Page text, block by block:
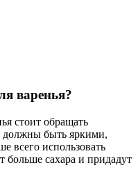
варенья?
стоит обращать
должны быть яркими,
всего использовать
больше сахара и придадут